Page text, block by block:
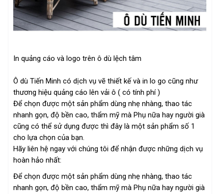
In quảng cáo và logo trên ô dù lệch tâm
Ô dù Tiến Minh có dịch vụ vẽ thiết kế và in lo go cũng như
thương hiệu quảng cáo lên vải ô ( có tính phí )
Để chọn được một sản phẩm dùng nhẹ nhàng, thao tác
nhanh gọn, độ bền cao, thẩm mỹ mà Phụ nữa hay người già
cũng có thể sử dụng được thì đây là một sản phẩm số 1
cho lựa chọn của bạn.
Hãy liên hệ ngay với chúng tôi để nhận được những dịch vụ
hoàn hảo nhất:
Để chọn được một sản phẩm dùng nhẹ nhàng, thao tác
nhanh gọn, độ bền cao, thẩm mỹ mà Phụ nữa hay người già